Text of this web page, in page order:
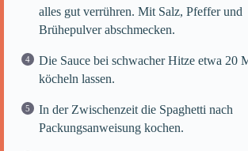
alles gut verrühren. Mit Salz, Pfeffer und
Brühepulver abschmecken.
Die Sauce bei schwacher Hitze etwa 20
köcheln lassen.
In der Zwischenzeit die Spaghetti nach
Packungsanweisung kochen.